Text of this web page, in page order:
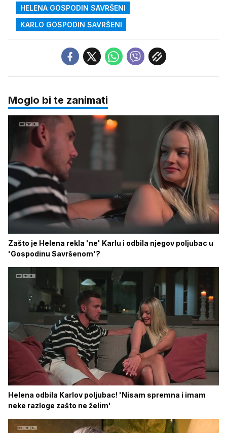
HELENA GOSPODIN SAVRŠENI
KARLO GOSPODIN SAVRŠENI
Moglo bi te zanimati
Zašto je Helena rekla 'ne' Karlu i odbila njegov poljubac u
'Gospodinu Savršenom'?
Helena odbila Karlov poljubac! 'Nisam spremna i imam
neke razloge zašto ne želim'